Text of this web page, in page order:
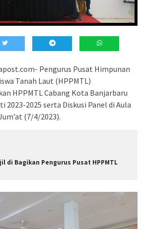
Pengurus Pusat Himpunan
Tanah Laut (HPPMTL)
HPPMTL Cabang Kota Banjarbaru
2023-2025 serta Diskusi Panel di Aula
(7/4/2023).
di Bagikan Pengurus Pusat HPPMTL